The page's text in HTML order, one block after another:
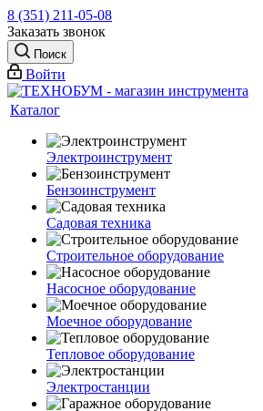
8 (351) 211-05-08
Заказать звонок
Поиск
Войти
Каталог
Электроинструмент
Бензоинструмент
Садовая техника
Строительное оборудование
Насосное оборудование
Моечное оборудование
Тепловое оборудование
Электростанции